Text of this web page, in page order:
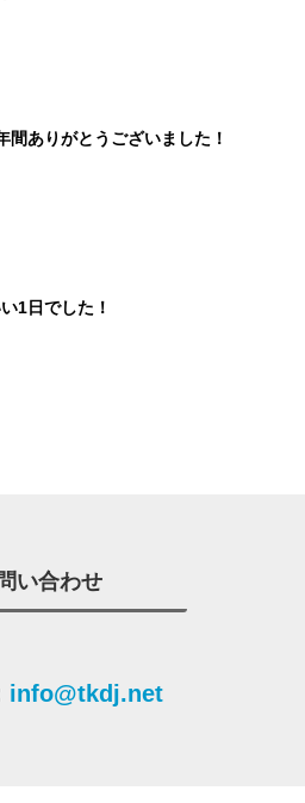
間ありがとうございました！
1日でした！
い合わせ
info@tkdj.net